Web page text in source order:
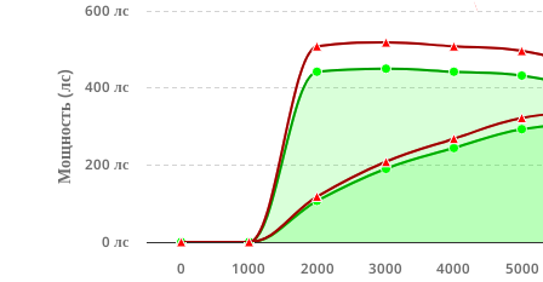
Мощность (лс)
0 1000 2000 3000 4000 5000
0 лс
200 лс
400 лс
600 лс